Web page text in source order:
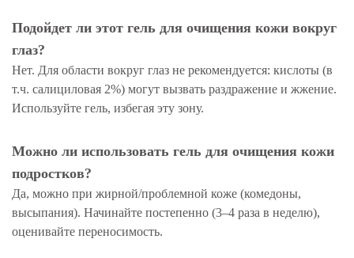
Подойдет ли этот гель для очищения кожи вокруг
глаз?
Нет. Для области вокруг глаз не рекомендуется: кислоты (в
т.ч. салициловая 2%) могут вызвать раздражение и жжение.
Используйте гель, избегая эту зону.
Можно ли использовать гель для очищения кожи
подростков?
Да, можно при жирной/проблемной коже (комедоны,
высыпания). Начинайте постепенно (3–4 раза в неделю),
оценивайте переносимость.